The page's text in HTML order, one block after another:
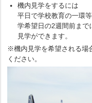
機内見学をするには
平日で学校教育の一環
学希望日の2週間前まで
見学ができます。
※機内見学を希望される場
ください。